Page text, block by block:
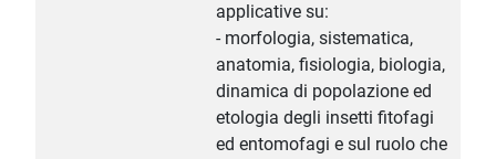
applicative su:
- morfologia, sistematica,
anatomia, fisiologia, biologia,
dinamica di popolazione ed
etologia degli insetti fitofagi
ed entomofagi e sul ruolo che